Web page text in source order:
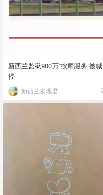
新西兰监狱900万“按摩服务”被喊
停
新西兰发现君